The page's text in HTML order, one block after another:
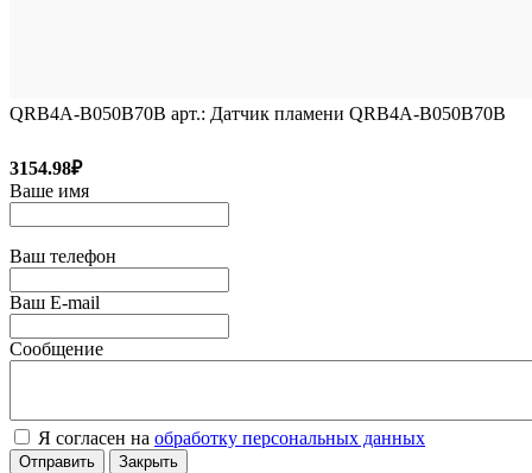
QRB4A-B050B70B арт.: Датчик пламени QRB4A-B050B70B
3154.98₽
Ваше имя
Ваш телефон
Ваш E-mail
Сообщение
Я согласен на обработку персональных данных
Отправить Закрыть